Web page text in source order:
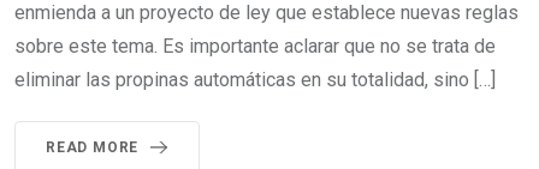
enmienda a un proyecto de ley que establece nuevas reglas
sobre este tema. Es importante aclarar que no se trata de
eliminar las propinas automáticas en su totalidad, sino […]
READ MORE